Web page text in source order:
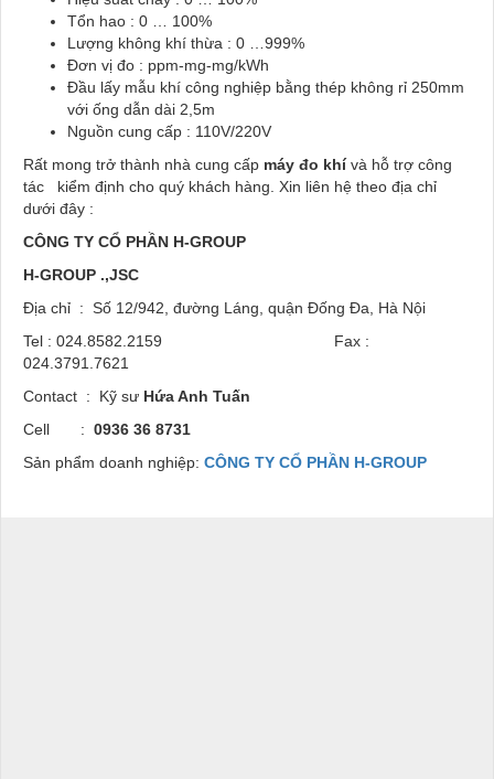
Tổn hao : 0 … 100%
Lượng không khí thừa : 0 …999%
Đơn vị đo : ppm-mg-mg/kWh
Đầu lấy mẫu khí công nghiệp bằng thép không rỉ 250mm
với ống dẫn dài 2,5m
Nguồn cung cấp : 110V/220V
Rất mong trở thành nhà cung cấp máy đo khívà hỗ trợ công
tác kiểm định cho quý khách hàng. Xin liên hệ theo địa chỉ
dưới đây :
CÔNG TY CỔ PHẦN H-GROUP
H-GROUP .,JSC
Địa chỉ : Số 12/942, đường Láng, quận Đống Đa, Hà Nội
Tel : 024.8582.2159 Fax :
024.3791.7621
Contact : Kỹ sư Hứa Anh Tuấn
Cell : 0936 36 8731
Sản phẩm doanh nghiệp: CÔNG TY CỔ PHẦN H-GROUP